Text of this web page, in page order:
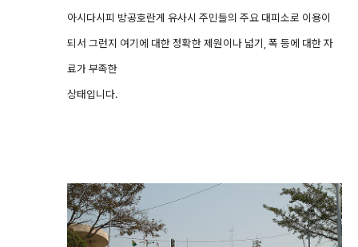
아시다시피 방공호란게 유사시 주민들의 주요 대피소로 이용이
되서 그런지 여기에 대한 정확한 제원이나 넓기, 폭 등에 대한 자
료가 부족한
상태입니다.